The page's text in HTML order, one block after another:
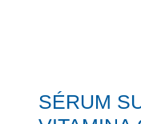
SÉRUM